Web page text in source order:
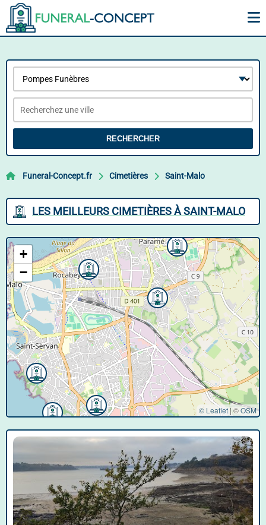
RECHERCHER
Funeral-Concept.fr Cimetières Saint-Malo
LES MEILLEURS CIMETIÈRES À SAINT-MALO
+
−
© Leaflet |©OSM